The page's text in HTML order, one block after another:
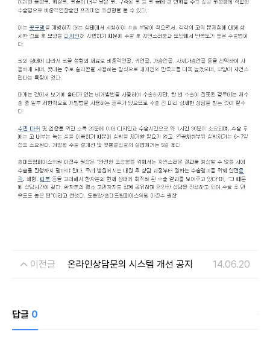
이전글 온라인상담문의 시스템 개선 공지 14.06.20
답글 0
개인정보수집・이용에 관한 내용
개인정보 제공받는자
수집하는 개인정보
이름, 연락처, 시술분야
상담신청을 위한 정보 수집 및 상담 자료